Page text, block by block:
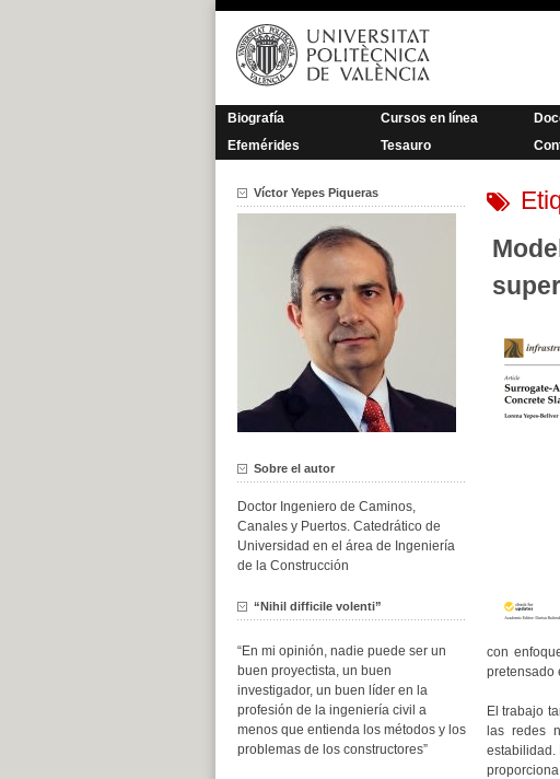
Saltar
contenido
Biografía Cursos en línea
Efemérides
Tesauro
con
pretensado
El trabajo
las redes
estabilidad.
Víctor Yepes Piqueras
Sobre el autor
Doctor Ingeniero de Caminos,
Canales y Puertos. Catedrático de
Universidad en el área de Ingeniería
de la Construcción
“Nihil difficile volenti”
“En mi opinión, nadie puede ser un
buen proyectista, un buen
investigador, un buen líder en la
profesión de la ingeniería civil a
menos que entienda los métodos y los
problemas de los constructores”